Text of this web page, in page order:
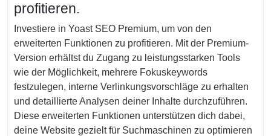
profitieren.
Investiere in Yoast SEO Premium, um von den
erweiterten Funktionen zu profitieren. Mit der Premium-
Version erhältst du Zugang zu leistungsstarken Tools
wie der Möglichkeit, mehrere Fokuskeywords
festzulegen, interne Verlinkungsvorschläge zu erhalten
und detaillierte Analysen deiner Inhalte durchzuführen.
Diese erweiterten Funktionen unterstützen dich dabei,
deine Website gezielt für Suchmaschinen zu optimieren